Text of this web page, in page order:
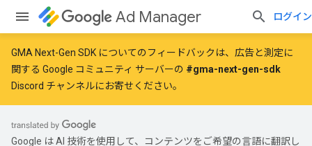
Ad Manager ログイン
GMA Next-Gen SDK についてのフィードバックは、広告と測定に
関する Google コミュニティ サーバーの #gma-next-gen-sdk
Discord チャンネルにお寄せください。
Google は AI 技術を使用して、コンテンツをご希望の言語に翻訳し